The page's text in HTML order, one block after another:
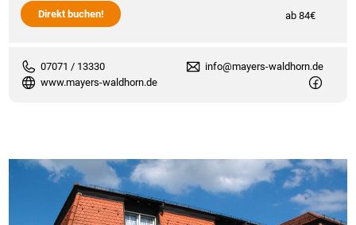
Direkt buchen! ab 84€
07071 / 13330
info@mayers-waldhorn.de
www.mayers-waldhorn.de